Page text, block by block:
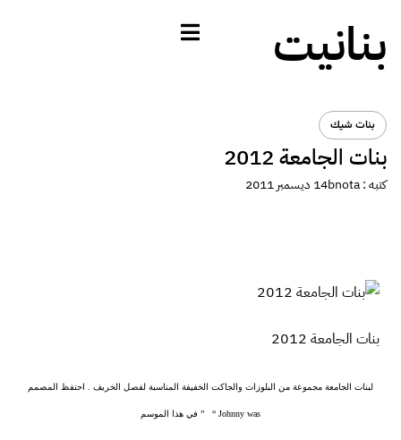
بنانيت
بنات شيك
بنات الجامعة 2012
كتبه :bnota14 ديسمبر 2011
بنات الجامعة 2012
لبنات الجامعة مجموعة من البلوزات والجاكت الخفيفة المناسبة لفصل الخريف . احتفظ المصمم
Johnny was “ ” في هذا الموسم